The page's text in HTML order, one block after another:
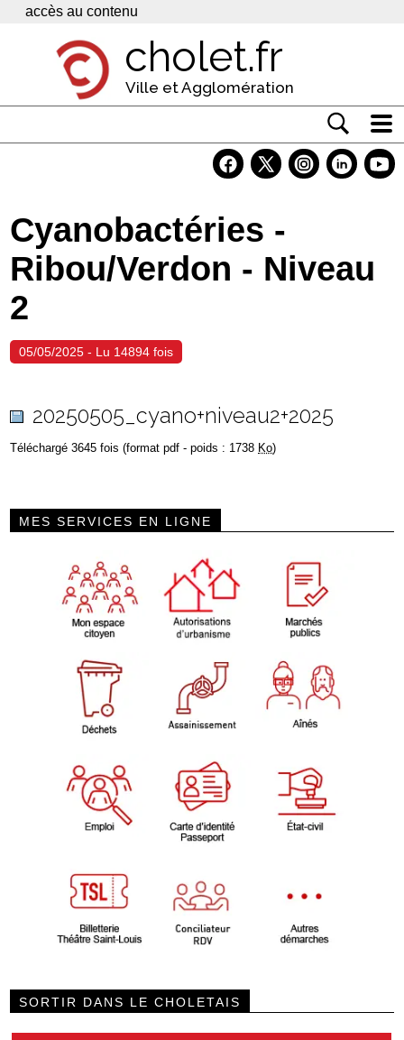
Panneau de gestion des cookies
accès au contenu
cholet.fr
Ville et Agglomération
Economie
Services
Contacts
Cyanobactéries -
Ribou/Verdon - Niveau
2
05/05/2025 - Lu 14894 fois
20250505_cyano+niveau2+2025
Téléchargé 3645 fois (format pdf - poids : 1738 Ko)
MES SERVICES EN LIGNE
SORTIR DANS LE CHOLETAIS